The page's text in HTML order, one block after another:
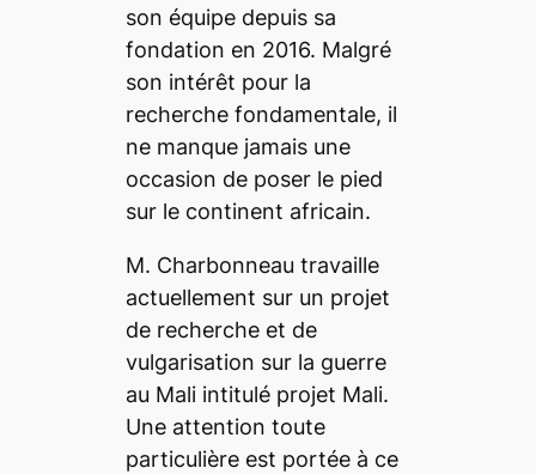
son équipe depuis sa
fondation en 2016. Malgré
son intérêt pour la
recherche fondamentale, il
ne manque jamais une
occasion de poser le pied
sur le continent africain.
M. Charbonneau travaille
actuellement sur un projet
de recherche et de
vulgarisation sur la guerre
au Mali intitulé projet Mali.
Une attention toute
particulière est portée à ce